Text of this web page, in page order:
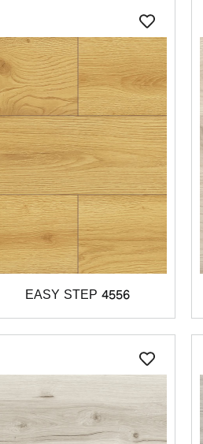
EASY STEP 4556